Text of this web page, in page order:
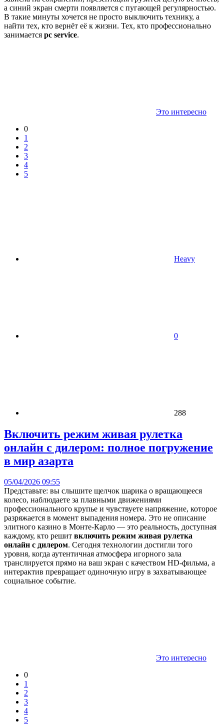
а синий экран смерти появляется с пугающей регулярностью.
В такие минуты хочется не просто выключить технику, а
найти тех, кто вернёт её к жизни. Тех, кто профессионально
занимается pc service.
Это интересно
0
1
2
3
4
5
Heavy
0
288
Включить режим живая рулетка
онлайн с дилером: полное погружение
в мир азарта
05/04/2026 09:55
Представьте: вы слышите щелчок шарика о вращающееся
колесо, наблюдаете за плавными движениями
профессионального крупье и чувствуете напряжение, которое
разряжается в момент выпадения номера. Это не описание
элитного казино в Монте-Карло — это реальность, доступная
каждому, кто решит включить режим живая рулетка
онлайн с дилером. Сегодня технологии достигли того
уровня, когда аутентичная атмосфера игорного зала
транслируется прямо на ваш экран с качеством HD-фильма, а
интерактив превращает одиночную игру в захватывающее
социальное событие.
Это интересно
0
1
2
3
4
5